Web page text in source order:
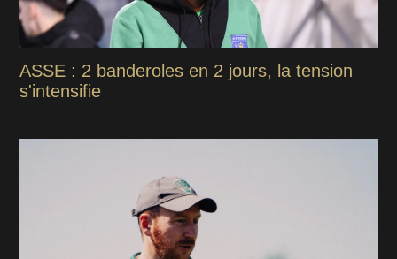
ASSE : 2 banderoles en 2 jours, la tension
s'intensifie